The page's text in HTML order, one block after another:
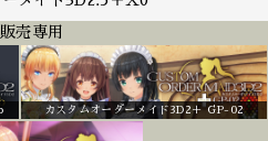
売専用
カスタムオーダーメイド3D2＋ GP-02